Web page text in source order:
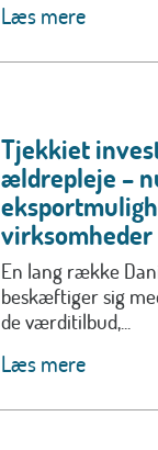
Læs mere
Tjekkiet
ældrepleje –
virksomheder
En lang række
beskæftiger sig
de værditilbud,...
Læs mere